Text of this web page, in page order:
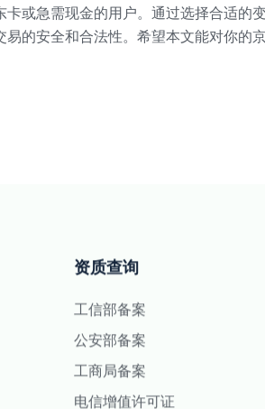
或急需现金的用户。通过选择合适的
的安全和合法性。希望本文能对你的
资质查询
工信部备案
公安部备案
工商局备案
电信增值许可证